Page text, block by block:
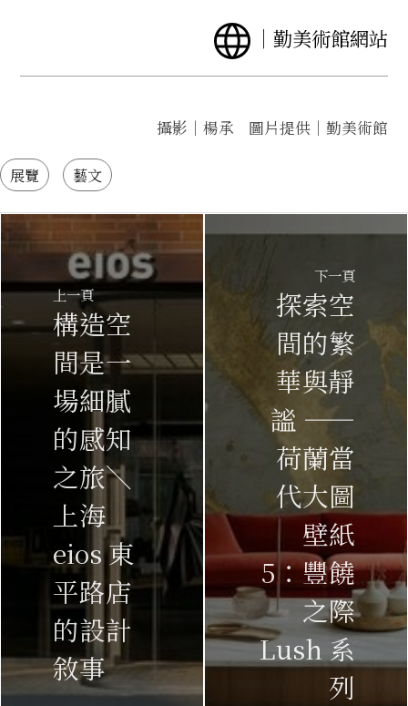
｜ 勤美術館網站
攝影｜楊承 圖片提供｜勤美術館
展覽 藝文
上一頁
構造空
間是一
場細膩
的感知
之旅＼
上海
eios 東
平路店
的設計
敘事
下一頁
探索空
間的繁
華與靜
謐 ——
荷蘭當
代大圖
壁紙
5：豐饒
之際
Lush 系
列